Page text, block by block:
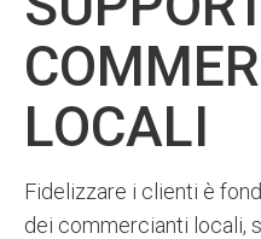
LOCALI
Fidelizzare i clienti è
dei commercianti locali,